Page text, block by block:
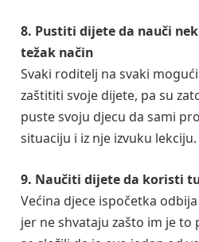
8. Pustiti dijete da nauči
težak način
Svaki roditelj na svaki
zaštititi svoje dijete, pa su
puste svoju djecu da sami
situaciju i iz nje izvuku lekciju.
9. Naučiti dijete da koristi
Većina djece ispočetka
jer ne shvataju zašto im je